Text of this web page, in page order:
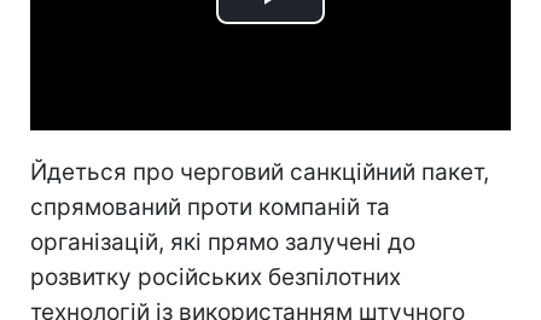
Play
Йдеться про черговий санкційний пакет,
спрямований проти компаній та
організацій, які прямо залучені до
розвитку російських безпілотних
технологій із використанням штучного